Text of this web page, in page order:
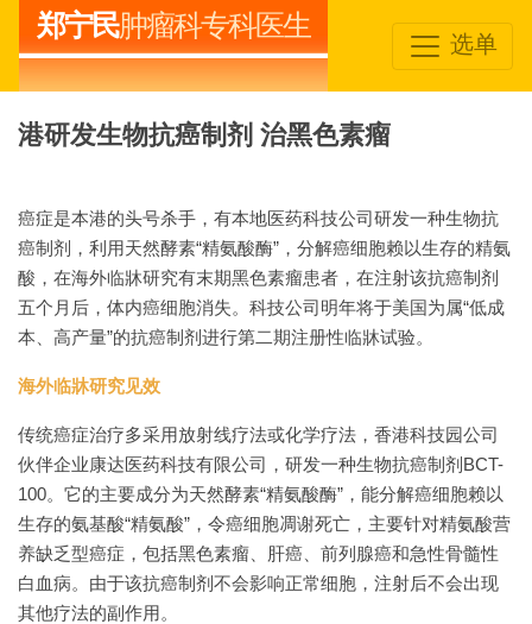
郑宁民肿瘤科专科医生 选单
港研发生物抗癌制剂 治黑色素瘤
癌症是本港的头号杀手，有本地医药科技公司研发一种生物抗
癌制剂，利用天然酵素“精氨酸酶”，分解癌细胞赖以生存的精氨
酸，在海外临牀研究有末期黑色素瘤患者，在注射该抗癌制剂
五个月后，体内癌细胞消失。科技公司明年将于美国为属“低成
本、高产量”的抗癌制剂进行第二期注册性临牀试验。
海外临牀研究见效
传统癌症治疗多采用放射线疗法或化学疗法，香港科技园公司
伙伴企业康达医药科技有限公司，研发一种生物抗癌制剂BCT-
100。它的主要成分为天然酵素“精氨酸酶”，能分解癌细胞赖以
生存的氨基酸“精氨酸”，令癌细胞凋谢死亡，主要针对精氨酸营
养缺乏型癌症，包括黑色素瘤、肝癌、前列腺癌和急性骨髓性
白血病。由于该抗癌制剂不会影响正常细胞，注射后不会出现
其他疗法的副作用。